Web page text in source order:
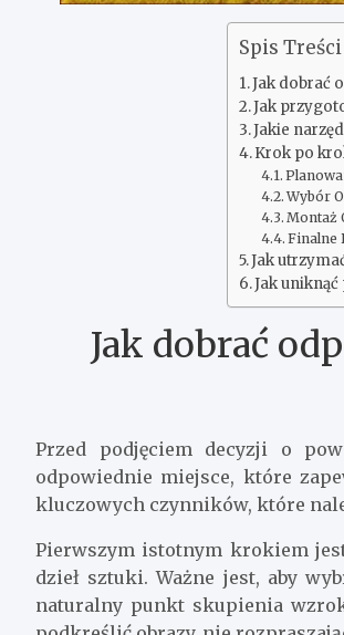
Spis Treści
Jak dobrać
Jak
Jakie
Krok po
Wybór
Montaż
Finalne
Jak
Jak
Jak dobrać
Przed podjęciem decyzji o
odpowiednie miejsce, które
kluczowych czynników, które
Pierwszym istotnym krokiem
dzieł sztuki. Ważne jest, aby
naturalny punkt skupienia